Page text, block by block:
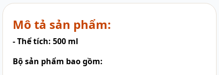
Mô tả sản phẩm:
- Thể tích: 500 ml
Bộ sản phẩm bao gồm: